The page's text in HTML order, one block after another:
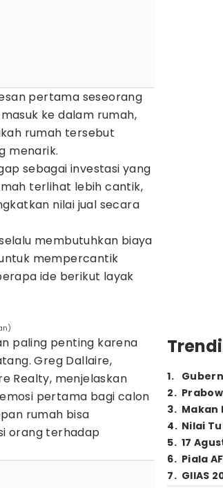
pertama seseorang
ke dalam rumah,
rumah tersebut
menarik.
sebagai investasi yang
terlihat lebih cantik,
nilai jual secara
membutuhkan biaya
mempercantik
ide berikut layak
paling penting karena
Greg Dallaire,
Realty, menjelaskan
pertama bagi calon
rumah bisa
orang terhadap
1.
2.
3. Makan
4. Nilai
5. 17
6. Piala
7. GIIAS